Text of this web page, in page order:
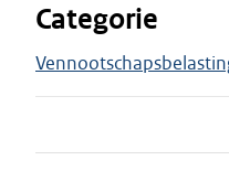
Categorie